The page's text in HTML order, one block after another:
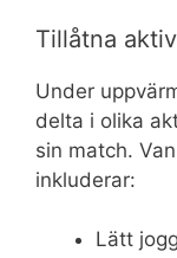
Tillåtna
Under
delta i olika
sin match.
inkluderar:
Lätt